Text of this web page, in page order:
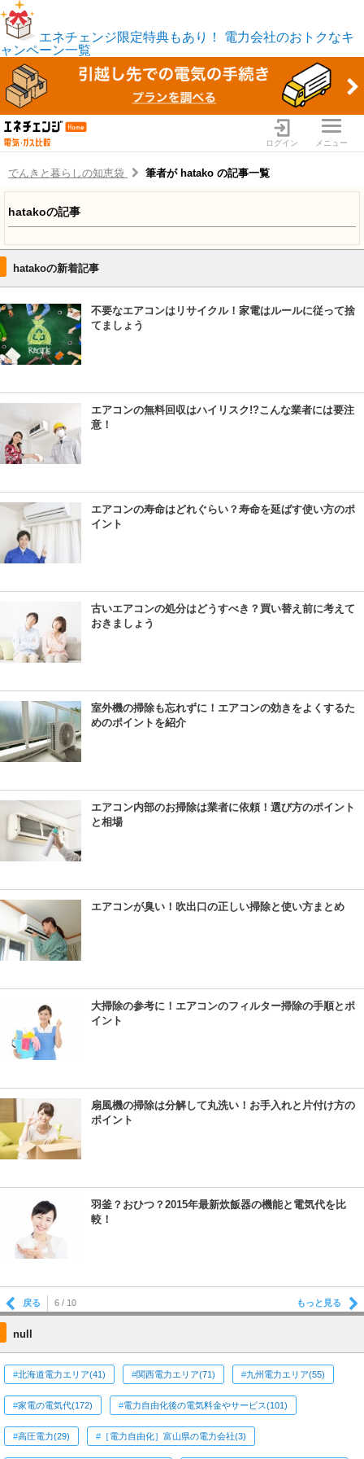
エネチェンジ限定特典もあり！
電力会社のおトクなキ
ャンペーン一覧
ログイン メニュー
でんきと暮らしの知恵袋 筆者が hatako の記事一覧
hatakoの記事
hatakoの新着記事
不要なエアコンはリサイクル！家電はルールに従って捨
てましょう
エアコンの無料回収はハイリスク!?こんな業者には要注
意！
エアコンの寿命はどれぐらい？寿命を延ばす使い方のポ
イント
古いエアコンの処分はどうすべき？買い替え前に考えて
おきましょう
室外機の掃除も忘れずに！エアコンの効きをよくするた
めのポイントを紹介
エアコン内部のお掃除は業者に依頼！選び方のポイント
と相場
エアコンが臭い！吹出口の正しい掃除と使い方まとめ
大掃除の参考に！エアコンのフィルター掃除の手順とポ
イント
扇風機の掃除は分解して丸洗い！お手入れと片付け方の
ポイント
羽釜？おひつ？2015年最新炊飯器の機能と電気代を比
較！
戻る 6 / 10 もっと見る
null
北海道電力エリア(41) 関西電力エリア(71) 九州電力エリア(55)
家電の電気代(172) 電力自由化後の電気料金やサービス(101)
高圧電力(29) ［電力自由化］富山県の電力会社(3)